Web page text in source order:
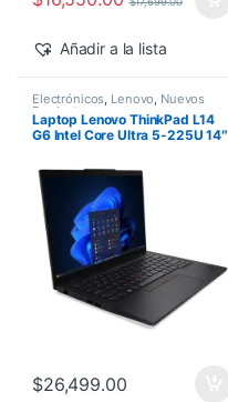
Añadir a la lista
Electrónicos, Lenovo, Nuevos
Productos
Laptop Lenovo ThinkPad L14
G6 Intel Core Ultra 5-225U 14″
Pro
$26,499.00